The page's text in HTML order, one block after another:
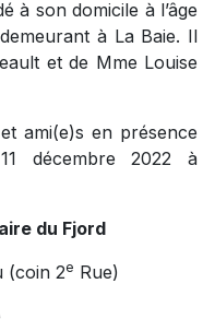
à son domicile à l’âge
à La Baie. Il
et de Mme Louise
ami(e)s en présence
décembre 2022 à
du Fjord
(coin 2e Rue)